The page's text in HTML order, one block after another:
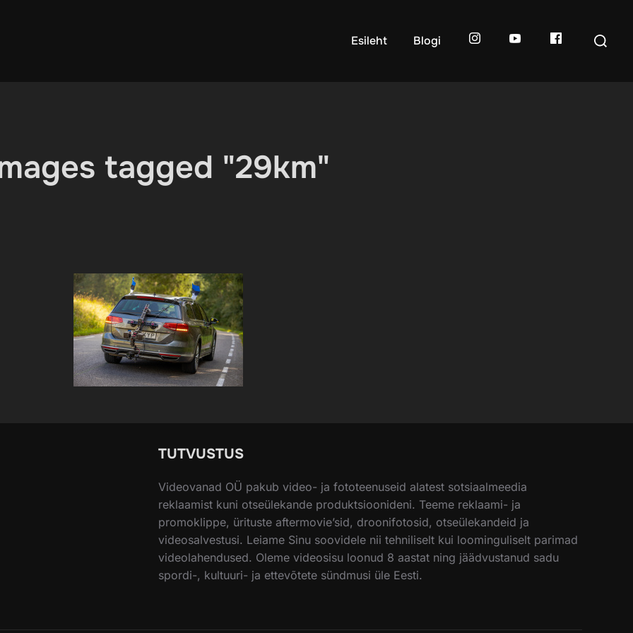
Esileht Blogi
Search
tagged "29km"
TUTVUSTUS
Videovanad OÜ pakub video- ja fototeenuseid alatest sotsiaalmeedia
reklaamist kuni otseülekande produktsioonideni. Teeme reklaami- ja
promoklippe, ürituste aftermovie’sid, droonifotosid, otseülekandeid ja
videosalvestusi. Leiame Sinu soovidele nii tehniliselt kui loominguliselt parimad
videolahendused. Oleme videosisu loonud 8 aastat ning jäädvustanud sadu
spordi-, kultuuri- ja ettevõtete sündmusi üle Eesti.